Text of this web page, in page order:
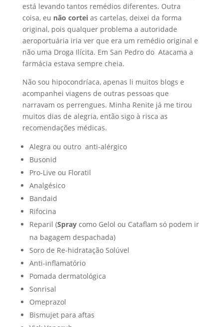
está levando tantos remédios diferentes. Outra
coisa, eu não corteias cartelas, deixei da forma
original, pois qualquer problema a autoridade
aeroportuária iria ver que era um remédio original e
não uma Droga Ilícita. Em San Pedro do Atacama a
farmácia estava sempre cheia.
Não sou hipocondríaca, apenas li muitos blogs e
acompanhei viagens de outras pessoas que
narravam os perrengues. Minha Renite já me tirou
muitos dias de alegria, então sigo à risca as
recomendações médicas.
Alegra ou outro anti-alérgico
Busonid
Pro-Live ou Floratil
Analgésico
Bandaid
Rifocina
Reparil (Spraycomo Gelol ou Cataflam só podem ir
na bagagem despachada)
Soro de Re-hidratação Solúvel
Anti-inflamatório
Pomada dermatológica
Sonrisal
Omeprazol
Bismujet para aftas